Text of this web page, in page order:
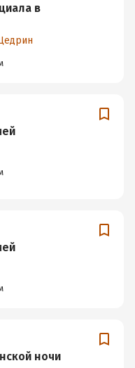
в
ночи